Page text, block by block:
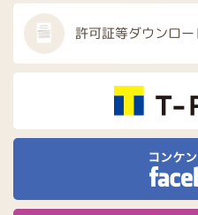
許可証等ダウンロー